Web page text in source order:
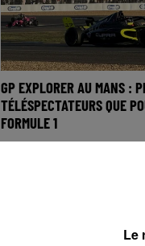
GP EXPLORER AU MANS :
TÉLÉSPECTATEURS QUE
FORMULE 1
Le